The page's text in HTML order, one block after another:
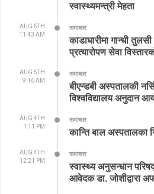
स्वास्थ्यमन्त्री मेहता
AUG 5TH
11:43 AM
समाचार
काडाघारीमा गान्धी
प्रत्यारोपण सेवा
AUG 5TH
9:16 AM
समाचार
बीएन्डबी अस्पतालकी
विश्वविद्यालय अनुदान
AUG 4TH
1:11 PM
समाचार
कान्ति बाल अस्पतालका
AUG 4TH
12:21 PM
समाचार
स्वास्थ्य अनुसन्धान
आवेदक डा. जोशीद्वारा